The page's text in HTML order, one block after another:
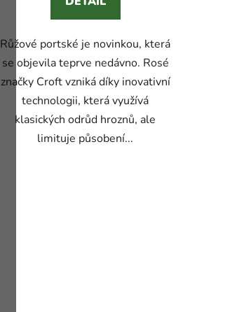
Růžové portské je novinkou, která
se objevila teprve nedávno. Rosé
značky Croft vzniká díky inovativní
technologii, která využívá
klasických odrůd hroznů, ale
limituje působení...